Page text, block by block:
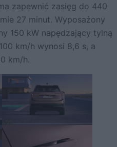
zapewnić zasięg do 440
27 minut. Wyposażony
150 kW napędzający tylną
km/h wynosi 8,6 s, a
km/h.